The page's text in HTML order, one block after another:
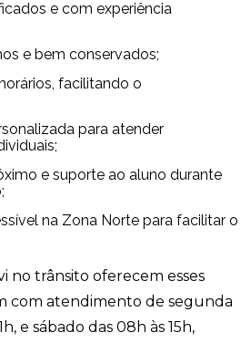
e bem conservados;
no trânsito oferecem esses
com atendimento de segunda
e sábado das 08h às 15h,